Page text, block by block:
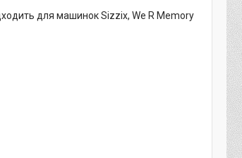
для машинок Sizzix, We R Memory